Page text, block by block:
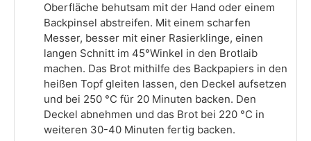
Oberfläche behutsam mit der Hand oder einem
Backpinsel abstreifen. Mit einem scharfen
Messer, besser mit einer Rasierklinge, einen
langen Schnitt im 45°Winkel in den Brotlaib
machen. Das Brot mithilfe des Backpapiers in den
heißen Topf gleiten lassen, den Deckel aufsetzen
und bei 250 °C für 20 Minuten backen. Den
Deckel abnehmen und das Brot bei 220 °C in
weiteren 30-40 Minuten fertig backen.